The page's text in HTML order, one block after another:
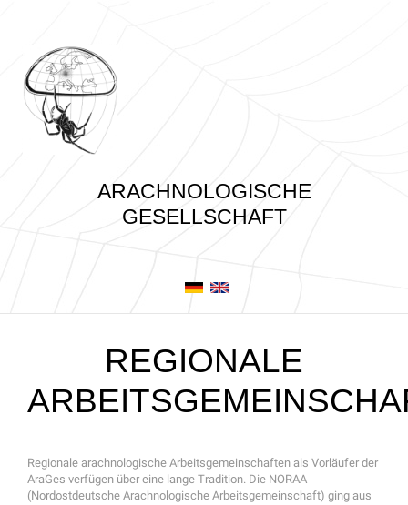
ARACHNOLOGISCHE
GESELLSCHAFT
REGIONALE
Regionale arachnologische Arbeitsgemeinschaften als Vorläufer der
AraGes verfügen über eine lange Tradition. Die NORAA
(Nordostdeutsche Arachnologische Arbeitsgemeinschaft) ging aus